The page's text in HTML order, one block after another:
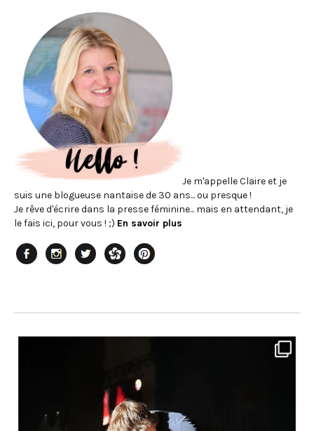
Je m'appelle Claire et je
suis une blogueuse nantaise de 30 ans... ou presque !
Je rêve d'écrire dans la presse féminine... mais en attendant, je
le fais ici, pour vous ! ;) En savoir plus